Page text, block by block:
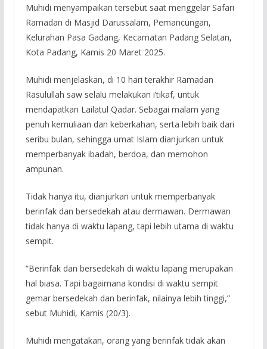
Muhidi menyampaikan tersebut saat menggelar Safari
Ramadan di Masjid Darussalam, Pemancungan,
Kelurahan Pasa Gadang, Kecamatan Padang Selatan,
Kota Padang, Kamis 20 Maret 2025.
Muhidi menjelaskan, di 10 hari terakhir Ramadan
Rasulullah saw selalu melakukan i’tikaf, untuk
mendapatkan Lailatul Qadar. Sebagai malam yang
penuh kemuliaan dan keberkahan, serta lebih baik dari
seribu bulan, sehingga umat Islam dianjurkan untuk
memperbanyak ibadah, berdoa, dan memohon
ampunan.
Tidak hanya itu, dianjurkan untuk memperbanyak
berinfak dan bersedekah atau dermawan. Dermawan
tidak hanya di waktu lapang, tapi lebih utama di waktu
sempit.
“Berinfak dan bersedekah di waktu lapang merupakan
hal biasa. Tapi bagaimana kondisi di waktu sempit
gemar bersedekah dan berinfak, nilainya lebih tinggi,”
sebut Muhidi, Kamis (20/3).
Muhidi mengatakan, orang yang berinfak tidak akan